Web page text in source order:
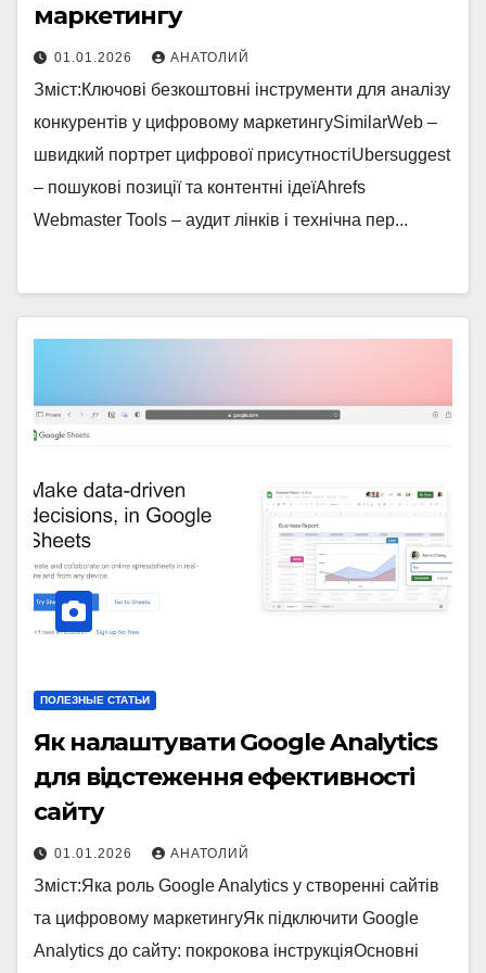
маркетингу
01.01.2026 АНАТОЛИЙ
Зміст:Ключові безкоштовні інструменти для аналізу
конкурентів у цифровому маркетингуSimilarWeb –
швидкий портрет цифрової присутностіUbersuggest
– пошукові позиції та контентні ідеїAhrefs
Webmaster Tools – аудит лінків і технічна пер...
ПОЛЕЗНЫЕ СТАТЬИ
Як налаштувати Google Analytics
для відстеження ефективності
сайту
01.01.2026 АНАТОЛИЙ
Зміст:Яка роль Google Analytics у створенні сайтів
та цифровому маркетингуЯк підключити Google
Analytics до сайту: покрокова інструкціяОсновні